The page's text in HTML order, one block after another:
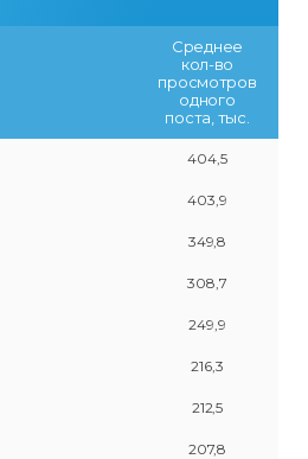
Среднее
кол-во
просмотров
одного
поста, тыс.
404,5
403,9
349,8
308,7
249,9
216,3
212,5
207,8